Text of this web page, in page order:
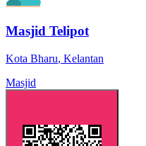
Masjid Telipot
Kota Bharu, Kelantan
Masjid